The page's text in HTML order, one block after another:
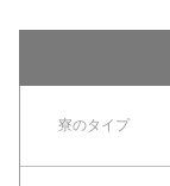
寮のタイプ